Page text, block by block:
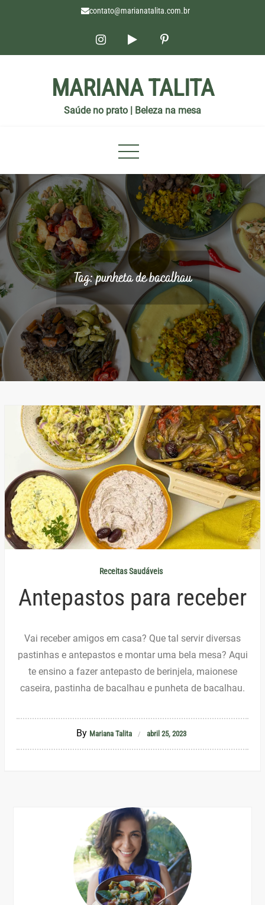
contato@marianatalita.com.br
MARIANA TALITA
Saúde no prato | Beleza na mesa
Tag:punheta de bacalhau
Receitas Saudáveis
Antepastos para receber
Vai receber amigos em casa? Que tal servir diversas
pastinhas e antepastos e montar uma bela mesa? Aqui
te ensino a fazer antepasto de berinjela, maionese
caseira, pastinha de bacalhau e punheta de bacalhau.
By Mariana Talita abril 25, 2023